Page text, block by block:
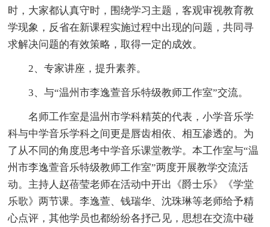
时，大家都认真守时，围绕学习主题，客观审视教育教
学现象，反省在新课程实施过程中出现的问题，共同寻
求解决问题的有效策略，取得一定的成效。
2、专家讲座，提升素养。
3、与“温州市李逸萱音乐特级教师工作室”交流。
名师工作室是温州市学科精英的代表，小学音乐学
科与中学音乐学科之间更是唇齿相依、相互渗透的。为
了从不同的角度思考中学音乐课堂教学。本工作室与“温
州市李逸萱音乐特级教师工作室”两度开展教学交流活
动。主持人赵蓓莹老师在活动中开出《爵士乐》《学堂
乐歌》两节课。李逸萱、钱瑞华、沈珠琳等老师给予精
心点评，其他学员也都纷纷各抒己见，思想在交流中碰